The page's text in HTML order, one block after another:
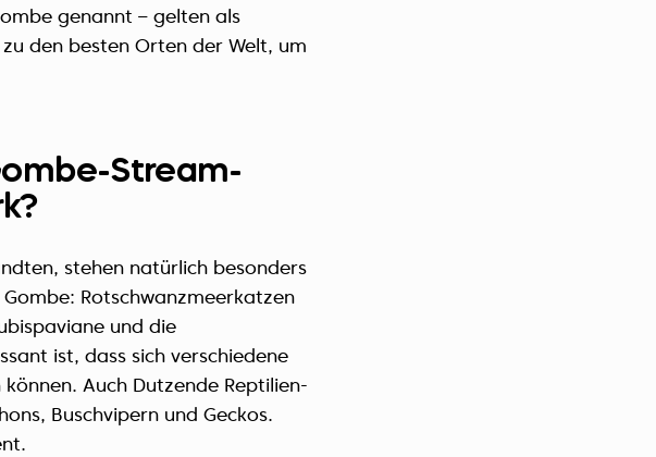
genannt – gelten als
den besten Orten der Welt, um
Stream-
stehen natürlich besonders
Rotschwanzmeerkatzen
und die
ist, dass sich verschiedene
Auch Dutzende Reptilien-
Buschvipern und Geckos.